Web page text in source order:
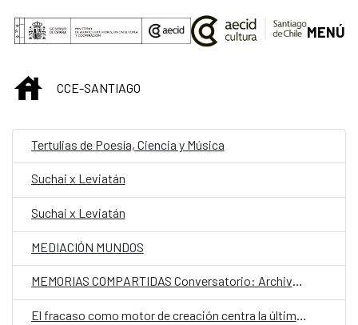
Saltar al contenido principal
MENÚ
INICIOCCE-SANTIAGO
Tertulias de Poesía, Ciencia y Música
Suchai x Leviatán
Suchai x Leviatán
MEDIACIÓN MUNDOS
MEMORIAS COMPARTIDAS Conversatorio: Archivos personales de exilios y migraciones
El fracaso como motor de creación centra la última residencia artística en el CCESantiago